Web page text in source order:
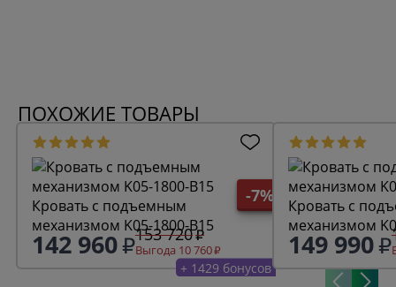
ПОХОЖИЕ ТОВАРЫ
-7%
Кровать с подъемным
механизмом K05-1800-B15
142 960 153 720
Выгода 10 760
+ 1429 бонусов
Кровать с
механизмом
149 990